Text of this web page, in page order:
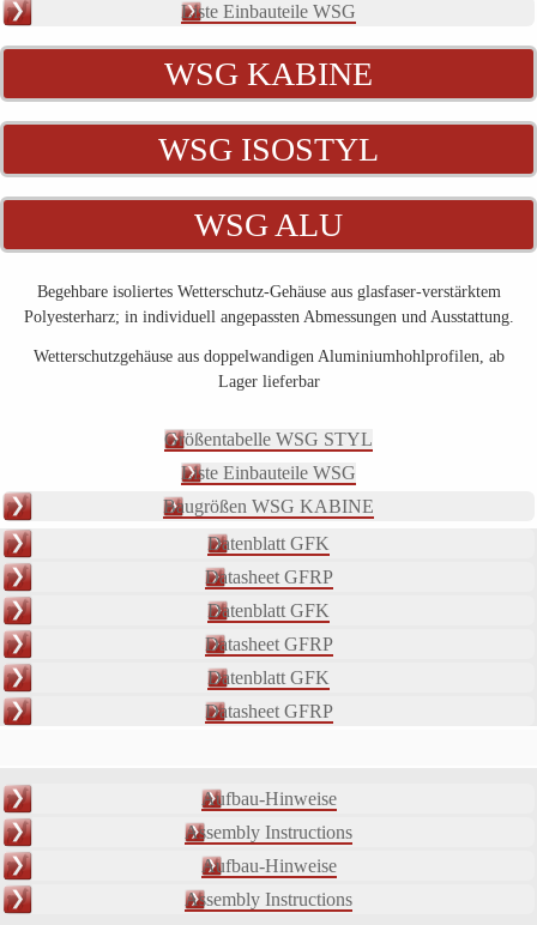
Liste Einbauteile WSG
WSG KABINE
WSG ISOSTYL
WSG ALU
Begehbare isoliertes Wetterschutz-Gehäuse aus glasfaser-verstärktem
Polyesterharz; in individuell angepassten Abmessungen und Ausstattung.
Wetterschutzgehäuse aus doppelwandigen Aluminiumhohlprofilen, ab
Lager lieferbar
Größentabelle WSG STYL
Liste Einbauteile WSG
Baugrößen WSG KABINE
Datenblatt GFK
Datasheet GFRP
Datenblatt GFK
Datasheet GFRP
Datenblatt GFK
Datasheet GFRP
Aufbau-Hinweise
Assembly Instructions
Aufbau-Hinweise
Assembly Instructions